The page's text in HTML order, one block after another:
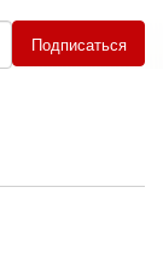
Подписаться